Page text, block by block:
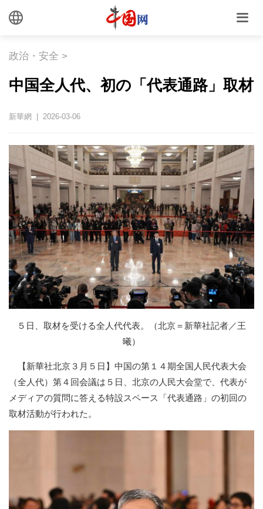
政治・安全 >
中国全人代、初の「代表通路」取材
新華網 | 2026-03-06
５日、取材を受ける全人代代表。（北京＝新華社記者／王
曦）
【新華社北京３月５日】中国の第１４期全国人民代表大会
（全人代）第４回会議は５日、北京の人民大会堂で、代表が
メディアの質問に答える特設スペース「代表通路」の初回の
取材活動が行われた。